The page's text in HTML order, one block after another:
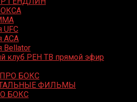
UFC
ACA
Bellator
клуб РЕН ТВ прямой эфир
БОКС
ФИЛЬМЫ
БОКС